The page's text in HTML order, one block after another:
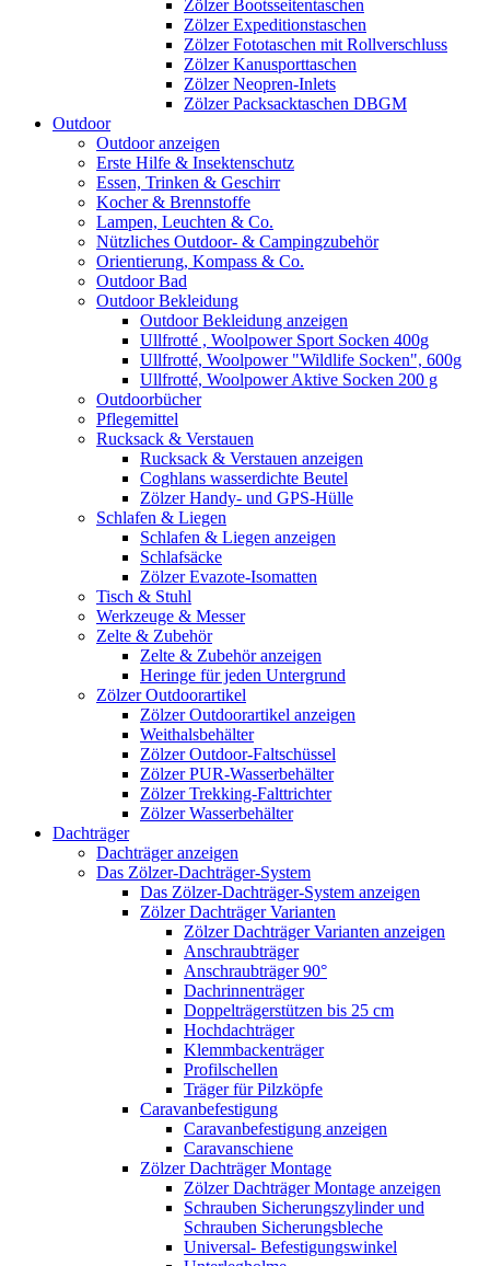
Zölzer Bootsseitentaschen
Zölzer Expeditionstaschen
Zölzer Fototaschen mit Rollverschluss
Zölzer Kanusporttaschen
Zölzer Neopren-Inlets
Zölzer Packsacktaschen DBGM
Outdoor
Outdoor anzeigen
Erste Hilfe & Insektenschutz
Essen, Trinken & Geschirr
Kocher & Brennstoffe
Lampen, Leuchten & Co.
Nützliches Outdoor- & Campingzubehör
Orientierung, Kompass & Co.
Outdoor Bad
Outdoor Bekleidung
Outdoor Bekleidung anzeigen
Ullfrotté , Woolpower Sport Socken 400g
Ullfrotté, Woolpower "Wildlife Socken", 600g
Ullfrotté, Woolpower Aktive Socken 200 g
Outdoorbücher
Pflegemittel
Rucksack & Verstauen
Rucksack & Verstauen anzeigen
Coghlans wasserdichte Beutel
Zölzer Handy- und GPS-Hülle
Schlafen & Liegen
Schlafen & Liegen anzeigen
Schlafsäcke
Zölzer Evazote-Isomatten
Tisch & Stuhl
Werkzeuge & Messer
Zelte & Zubehör
Zelte & Zubehör anzeigen
Heringe für jeden Untergrund
Zölzer Outdoorartikel
Zölzer Outdoorartikel anzeigen
Weithalsbehälter
Zölzer Outdoor-Faltschüssel
Zölzer PUR-Wasserbehälter
Zölzer Trekking-Falttrichter
Zölzer Wasserbehälter
Dachträger
Dachträger anzeigen
Das Zölzer-Dachträger-System
Das Zölzer-Dachträger-System anzeigen
Zölzer Dachträger Varianten
Zölzer Dachträger Varianten anzeigen
Anschraubträger
Anschraubträger 90°
Dachrinnenträger
Doppelträgerstützen bis 25 cm
Hochdachträger
Klemmbackenträger
Profilschellen
Träger für Pilzköpfe
Caravanbefestigung
Caravanbefestigung anzeigen
Caravanschiene
Zölzer Dachträger Montage
Zölzer Dachträger Montage anzeigen
Schrauben Sicherungszylinder und
Schrauben Sicherungsbleche
Universal- Befestigungswinkel